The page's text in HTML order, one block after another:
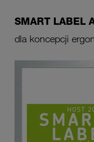
SMART LABEL
dla koncepcji